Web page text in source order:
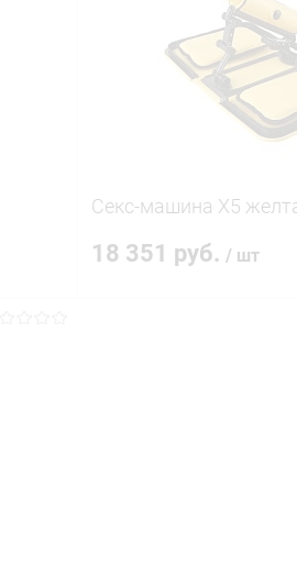
В избранное
Секс-машина Х5
18 351 руб. / шт